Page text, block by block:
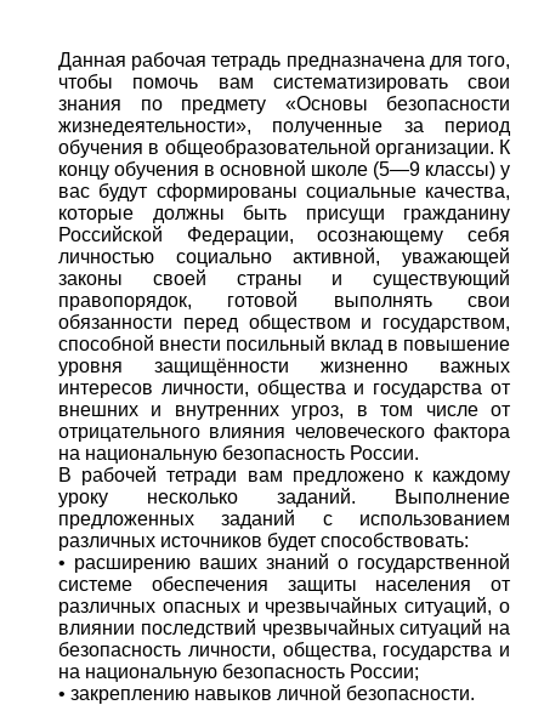
Данная рабочая тетрадь предназначена для того,
чтобы помочь вам систематизировать свои
знания по предмету «Основы безопасности
жизнедеятельности», полученные за период
обучения в общеобразовательной организации. К
концу обучения в основной школе (5—9 классы) у
вас будут сформированы социальные качества,
которые должны быть присущи гражданину
Российской Федерации, осознающему себя
личностью социально активной, уважающей
законы своей страны и существующий
правопорядок, готовой выполнять свои
обязанности перед обществом и государством,
способной внести посильный вклад в повышение
уровня защищённости жизненно важных
интересов личности, общества и государства от
внешних и внутренних угроз, в том числе от
отрицательного влияния человеческого фактора
на национальную безопасность России.
В рабочей тетради вам предложено к каждому
уроку несколько заданий. Выполнение
предложенных заданий с использованием
различных источников будет способствовать:
• расширению ваших знаний о государственной
системе обеспечения защиты населения от
различных опасных и чрезвычайных ситуаций, о
влиянии последствий чрезвычайных ситуаций на
безопасность личности, общества, государства и
на национальную безопасность России;
• закреплению навыков личной безопасности.